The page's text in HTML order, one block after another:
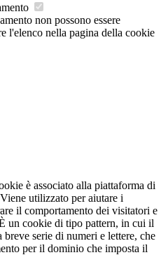
non possono essere
l'elenco nella pagina della cookie
è associato alla piattaforma di
utilizzato per aiutare i
il comportamento dei visitatori e
un cookie di tipo pattern, in cui il
serie di numeri e lettere, che
per il dominio che imposta il